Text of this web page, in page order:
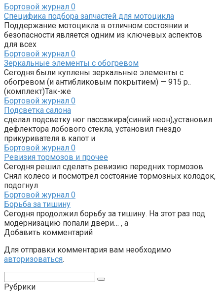
Бортовой журнал 0
Специфика подбора запчастей для мотоцикла
Поддержание мотоцикла в отличном состоянии и
безопасности является одним из ключевых аспектов
для всех
Бортовой журнал 0
Зеркальные элементы с обогревом
Сегодня были куплены зеркальные элементы с
обогревом (и антибликовым покрытием) — 915 р..
(комплект)Так-же
Бортовой журнал 0
Подсветка салона
сделал подсветку ног пассажира(синий неон),установил
дефлектора лобового стекла, установил гнездо
прикуривателя в капот и
Бортовой журнал 0
Ревизия тормозов и прочее
Сегодня решил сделать ревизию передних тормозов.
Снял колесо и посмотрел состояние тормозных колодок,
подогнул
Бортовой журнал 0
Борьба за тишину
Сегодня продолжил борьбу за тишину. На этот раз под
модернизацию попали двери… , а
Добавить комментарий
Для отправки комментария вам необходимо
авторизоваться.
Рубрики